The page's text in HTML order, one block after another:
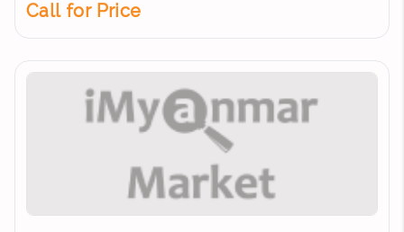
Call for Price